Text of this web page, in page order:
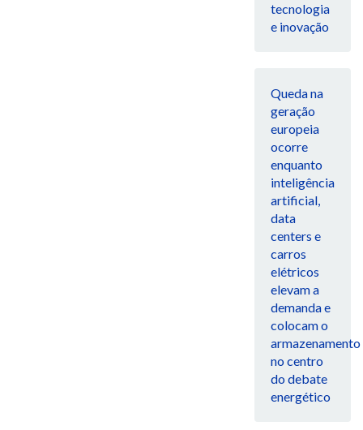
tecnologia
e inovação
Queda na
geração
europeia
ocorre
enquanto
inteligência
artificial,
data
centers e
carros
elétricos
elevam a
demanda e
colocam o
armazenamento
no centro
do debate
energético